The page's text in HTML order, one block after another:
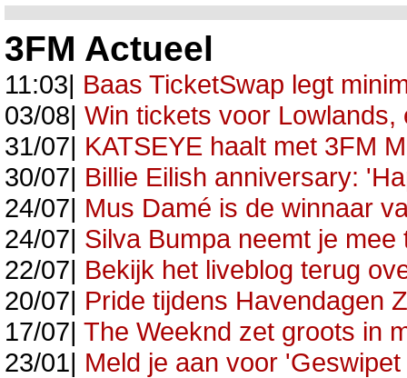
3FM Actueel
11:03| Baas TicketSwap legt
03/08| Win tickets voor Lowlands,
31/07| KATSEYE haalt met 3FM
30/07| Billie Eilish anniversary:
24/07| Mus Damé is de winnaar
24/07| Silva Bumpa neemt je
22/07| Bekijk het liveblog terug
20/07| Pride tijdens Havendagen
17/07| The Weeknd zet groots in
23/01| Meld je aan voor